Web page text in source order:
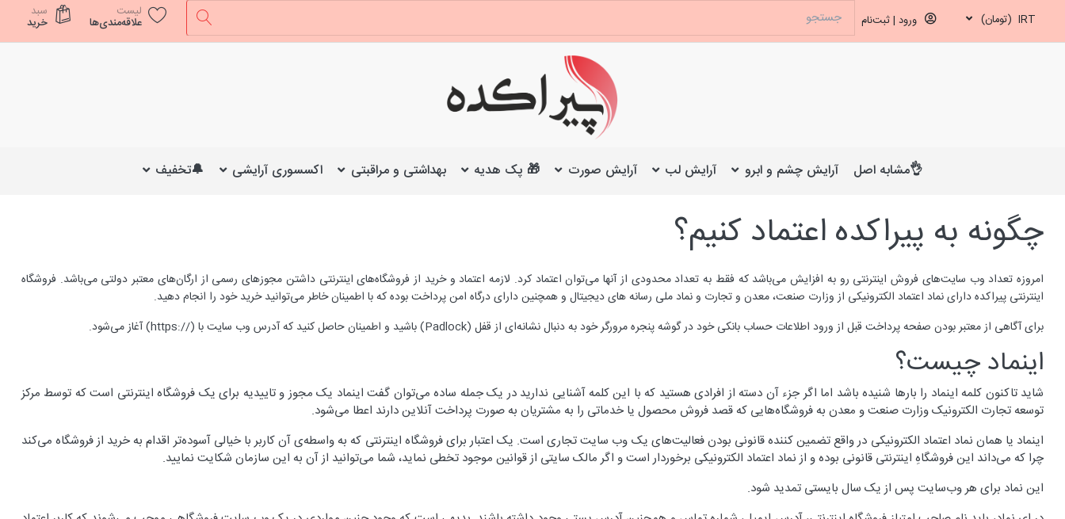
IRT (تومان) ورود | ثبت‌نام
لیست
علاقه‌مندی‌ها
سبد
خرید
👌مشابه اصل آرایش چشم و ابرو آرایش لب آرایش صورت 🎁 پک هدیه بهداشتی و مراقبتی اکسسوری آرایشی 🔔تخفیف
چگونه به پیراکده اعتماد کنیم؟
امروزه تعداد وب سایت‌های فروش اینترنتی رو به افزایش می‌باشد که فقط به تعداد محدودی از آنها می‌توان اعتماد کرد. لازمه اعتماد و خرید از فروشگاه‌های اینترنتی داشتن مجوزهای رسمی از ارگان‌های معتبر دولتی می‌باشد. فروشگاه
اینترنتی پیراکده دارای نماد اعتماد الکترونیکی از وزارت صنعت، معدن و تجارت و نماد ملی رسانه های دیجیتال و همچنین دارای درگاه امن پرداخت بوده که با اطمینان خاطر می‌توانید خرید خود را انجام دهید.
برای آگاهی از معتبر بودن صفحه پرداخت قبل از ورود اطلاعات حساب بانکی خود در گوشه پنجره مرورگر خود به دنبال نشانه‌ای از قفل(Padlock)باشید و اطمینان حاصل کنید که آدرس وب سایت با(https://)آغاز می‌شود.
اینماد چیست؟
شاید تاکنون کلمه اینماد را بارها شنیده باشد اما اگر جزء آن دسته از افرادی هستید که با این کلمه آشنایی ندارید در یک جمله ساده می‌توان گفت اینماد یک مجوز و تاییدیه برای یک فروشگاه اینترنتی است که توسط مرکز
توسعه تجارت الکترونیک وزارت صنعت و معدن به فروشگاه‌هایی که قصد فروش محصول یا خدماتی را به مشتریان به صورت پرداخت آنلاین دارند اعطا می‌شود.
اینماد یا همان نماد اعتماد الکترونیکی در واقع تضمین کننده قانونی بودن فعالیت‌های یک وب سایت تجاری است. یک اعتبار برای فروشگاه اینترنتی که به واسطه‌ی آن کاربر با خیالی آسوده‌تر اقدام به خرید از فروشگاه می‌کند
چرا که می‌داند این فروشگاهِ اینترنتی قانونی بوده و از نماد اعتماد الکترونیکی برخوردار است و اگر مالک سایتی از قوانین موجود تخطی نماید، شما می‌توانید از آن به این سازمان شکایت نمایید.
این نماد برای هر وب‌سایت پس از یک سال بایستی تمدید شود.